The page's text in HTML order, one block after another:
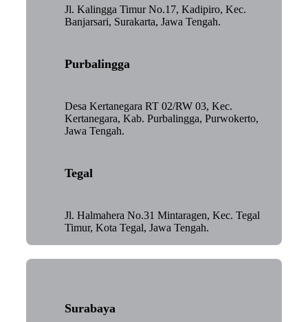
Jl. Kalingga Timur No.17, Kadipiro, Kec.
Banjarsari, Surakarta, Jawa Tengah.
Purbalingga
Desa Kertanegara RT 02/RW 03, Kec.
Kertanegara, Kab. Purbalingga, Purwokerto,
Jawa Tengah.
Tegal
Jl. Halmahera No.31 Mintaragen, Kec. Tegal
Timur, Kota Tegal, Jawa Tengah.
Surabaya